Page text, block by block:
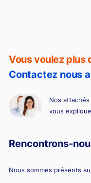
Vous voulez plus
Contactez nous
Nos
vous
Rencontrons-
Nous sommes présents